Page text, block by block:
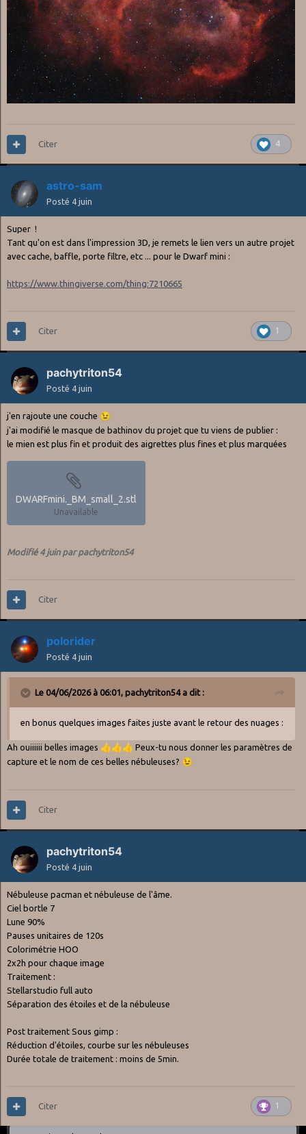
4
Citer
astro-sam
Posté 4 juin
Super !
Tant qu'on est dans l'impression 3D, je remets le lien vers un autre projet
avec cache, baffle, porte filtre, etc ... pour le Dwarf mini :
https://www.thingiverse.com/thing:7210665
1
Citer
pachytriton54
Posté 4 juin
j'en rajoute une couche 😉
j'ai modifié le masque de bathinov du projet que tu viens de publier :
le mien est plus fin et produit des aigrettes plus fines et plus marquées
DWARFmini._BM_small_2.stl
Unavailable
Modifié 4 juinpar pachytriton54
Citer
polorider
Posté 4 juin
Le 04/06/2026 à 06:01, pachytriton54a dit :
en bonus quelques images faites juste avant le retour des nuages :
Ah ouiiiiii belles images 👍👍👍 Peux-tu nous donner les paramètres de
capture et le nom de ces belles nébuleuses? 😉
Citer
pachytriton54
Posté 4 juin
Nébuleuse pacman et nébuleuse de l'âme.
Ciel bortle 7
Lune 90%
Pauses unitaires de 120s
Colorimétrie HOO
2x2h pour chaque image
Traitement :
Stellarstudio full auto
Séparation des étoiles et de la nébuleuse
Post traitement Sous gimp :
Réduction d'étoiles, courbe sur les nébuleuses
Durée totale de traitement : moins de 5min.
1
Citer